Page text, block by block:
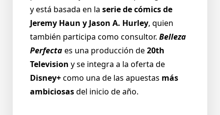
y está basada en la serie de cómics de
Jeremy Haun y Jason A. Hurley, quien
también participa como consultor. Belleza
Perfectaes una producción de20th
Television y se integra a la oferta de
Disney+como una de las apuestas más
ambiciosasdel inicio de año.